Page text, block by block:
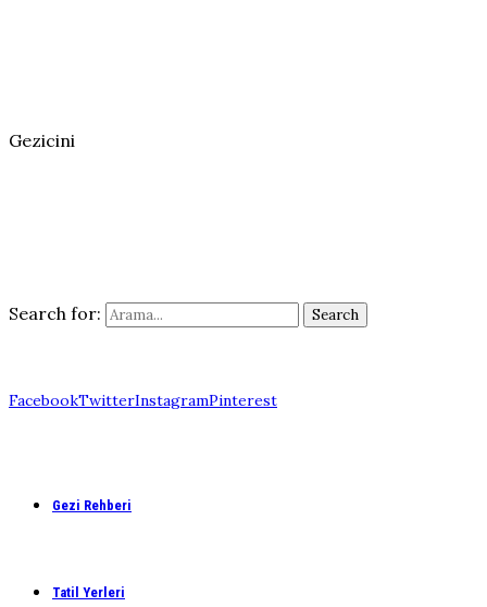
Gezicini
Search for: Search
FacebookTwitterInstagramPinterest
Gezi Rehberi
Tatil Yerleri